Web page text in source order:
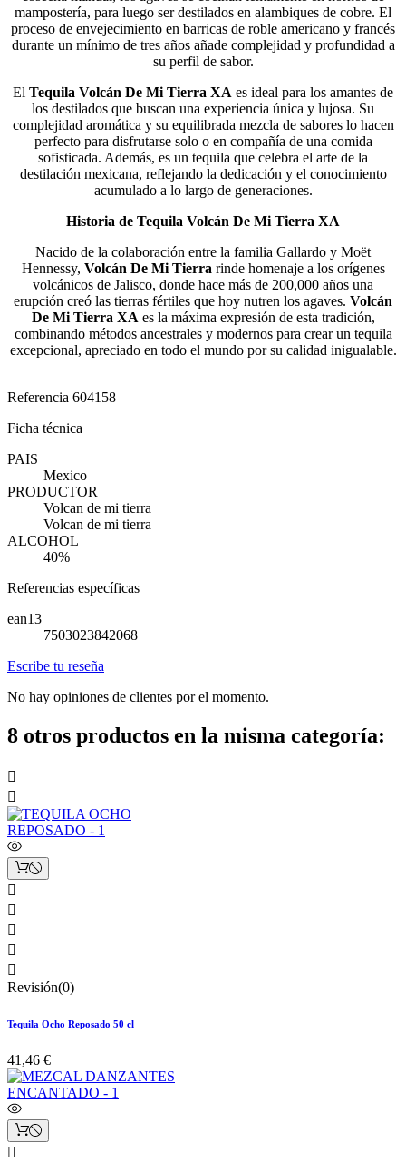
mampostería, para luego ser destilados en alambiques de cobre. El
proceso de envejecimiento en barricas de roble americano y francés
durante un mínimo de tres años añade complejidad y profundidad a
su perfil de sabor.
El Tequila Volcán De Mi Tierra XA es ideal para los amantes de
los destilados que buscan una experiencia única y lujosa. Su
complejidad aromática y su equilibrada mezcla de sabores lo hacen
perfecto para disfrutarse solo o en compañía de una comida
sofisticada. Además, es un tequila que celebra el arte de la
destilación mexicana, reflejando la dedicación y el conocimiento
acumulado a lo largo de generaciones.
Historia de Tequila Volcán De Mi Tierra XA
Nacido de la colaboración entre la familia Gallardo y Moët
Hennessy, Volcán De Mi Tierra rinde homenaje a los orígenes
volcánicos de Jalisco, donde hace más de 200,000 años una
erupción creó las tierras fértiles que hoy nutren los agaves. Volcán
De Mi Tierra XA es la máxima expresión de esta tradición,
combinando métodos ancestrales y modernos para crear un tequila
excepcional, apreciado en todo el mundo por su calidad inigualable.
Referencia 604158
Ficha técnica
PAIS
Mexico
PRODUCTOR
Volcan de mi tierra
Volcan de mi tierra
ALCOHOL
40%
Referencias específicas
ean13
7503023842068
Escribe tu reseña
No hay opiniones de clientes por el momento.
8 otros productos en la misma categoría:







Revisión(0)
Tequila Ocho Reposado 50 cl
41,46 €
